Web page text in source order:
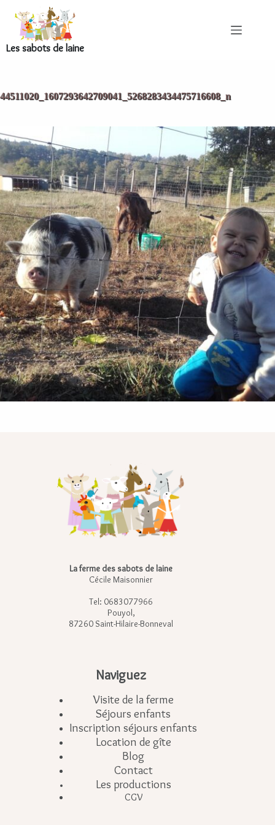
Les sabots de laine
44511020_1607293642709041_5268283434475716608_n
La ferme des sabots de laine
Cécile Maisonnier
Tel: 0683077966
Pouyol,
87260 Saint-Hilaire-Bonneval
Naviguez
Visite de la ferme
Séjours enfants
Inscription séjours enfants
Location de gîte
Blog
Contact
Les productions
CGV